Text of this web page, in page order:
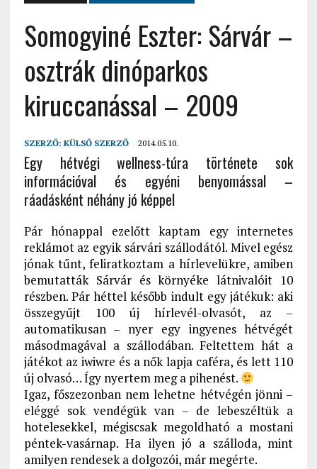
Somogyiné Eszter: Sárvár –
osztrák dinóparkos
kiruccanással – 2009
SZERZŐ: KÜLSŐ SZERZŐ 2014.05.10.
Egy hétvégi wellness-túra története sok
információval és egyéni benyomással –
ráadásként néhány jó képpel
Pár hónappal ezelőtt kaptam egy internetes
reklámot az egyik sárvári szállodától. Mivel egész
jónak tűnt, feliratkoztam a hírlevelükre, amiben
bemutatták Sárvár és környéke látnivalóit 10
részben. Pár héttel később indult egy játékuk: aki
összegyűjt 100 új hírlevél-olvasót, az –
automatikusan – nyer egy ingyenes hétvégét
másodmagával a szállodában. Feltettem hát a
játékot az iwiwre és a nők lapja caféra, és lett 110
új olvasó… Így nyertem meg a pihenést.
Igaz, főszezonban nem lehetne hétvégén jönni –
eléggé sok vendégük van – de lebeszéltük a
hotelesekkel, mégiscsak megoldható a mostani
péntek-vasárnap. Ha ilyen jó a szálloda, mint
amilyen rendesek a dolgozói, már megérte.